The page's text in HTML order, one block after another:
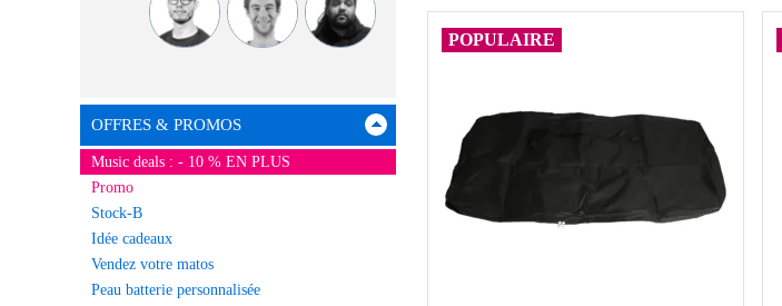
OFFRES & PROMOS
Music deals : - 10 % EN PLUS
Promo
Stock-B
Idée cadeaux
Vendez votre matos
Peau batterie personnalisée
POPULAIRE